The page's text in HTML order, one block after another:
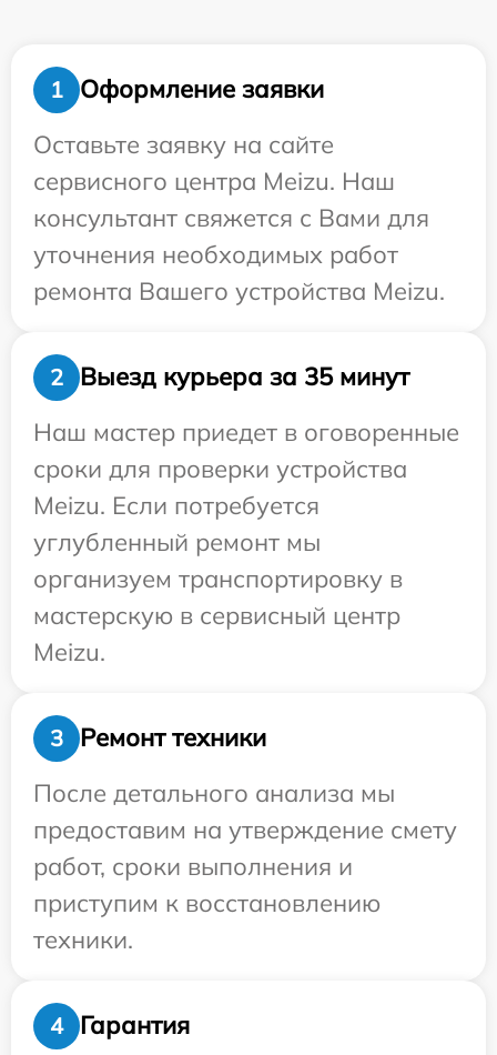
1
Оформление заявки
Оставьте заявку на сайте
сервисного центра Meizu. Наш
консультант свяжется с Вами для
уточнения необходимых работ
ремонта Вашего устройства Meizu.
2
Выезд курьера за 35 минут
Наш мастер приедет в оговоренные
сроки для проверки устройства
Meizu. Если потребуется
углубленный ремонт мы
организуем транспортировку в
мастерскую в сервисный центр
Meizu.
3
Ремонт техники
После детального анализа мы
предоставим на утверждение смету
работ, сроки выполнения и
приступим к восстановлению
техники.
4 Гарантия